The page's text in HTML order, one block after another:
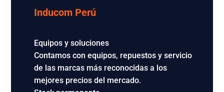
Inducom Perú
Equipos y soluciones
Contamos con equipos, repuestos y servicio
de las marcas más reconocidas a los
mejores precios del mercado.